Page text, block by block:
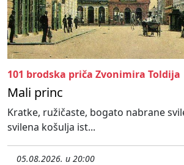
101 brodska priča Zvonimira Toldija
Mali princ
Kratke, ružičaste, bogato nabrane
svilena košulja ist...
05.08.2026. u 20:00